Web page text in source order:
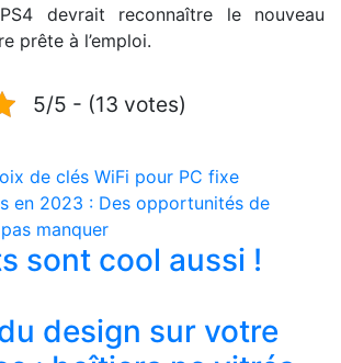
devrait reconnaître le nouveau
prête à l’emploi.
5/5 - (13 votes)
de clés WiFi pour PC fixe
en 2023 : Des opportunités de
manquer
sont cool aussi !
design sur votre